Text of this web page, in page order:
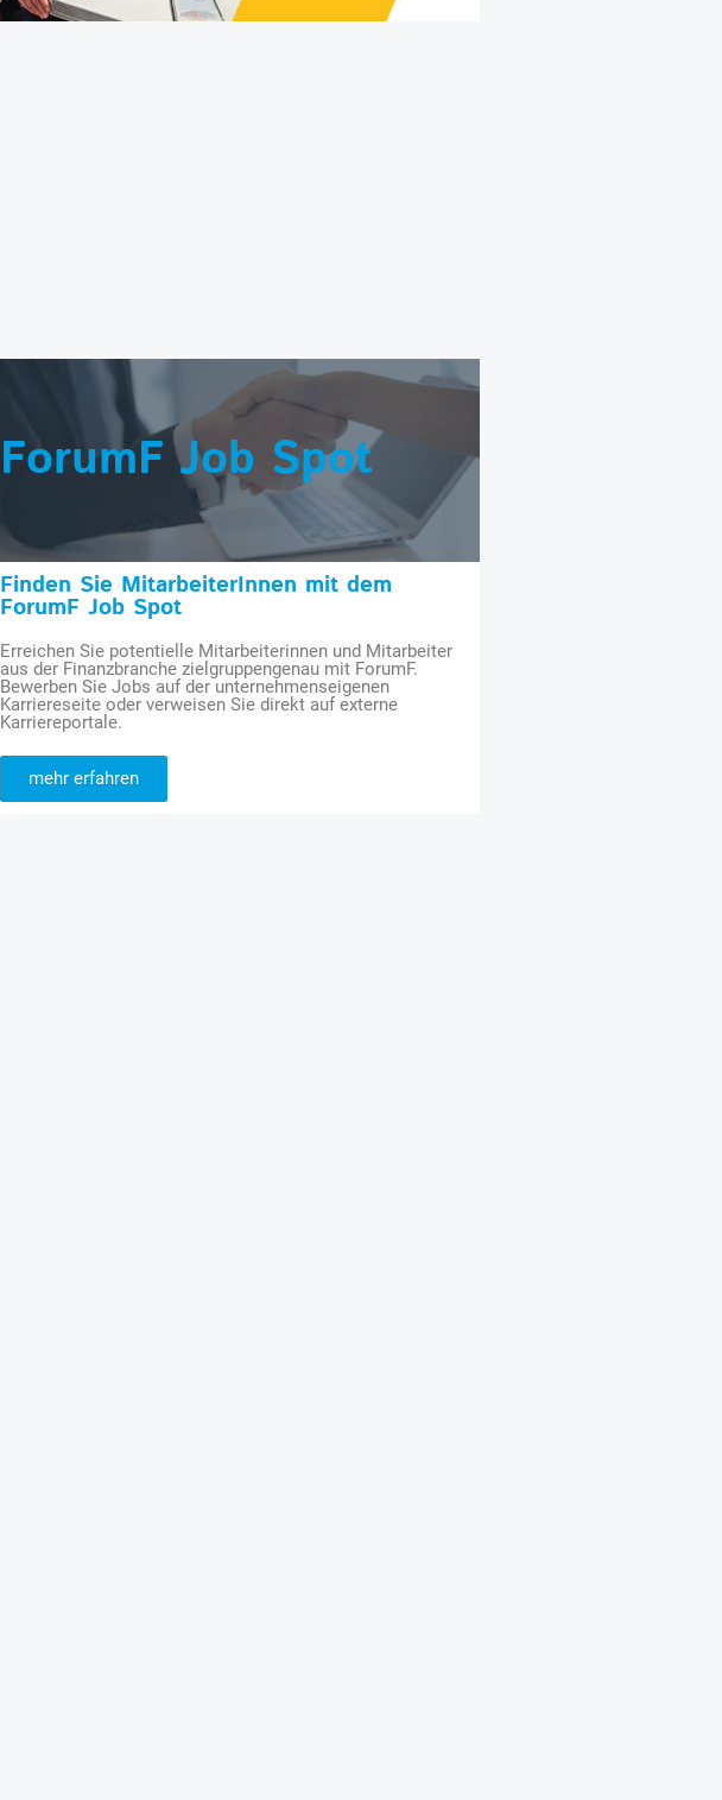
ForumF Job Spot
Finden Sie MitarbeiterInnen mit dem
ForumF Job Spot
Erreichen Sie potentielle Mitarbeiterinnen und Mitarbeiter
aus der Finanzbranche zielgruppengenau mit ForumF.
Bewerben Sie Jobs auf der unternehmenseigenen
Karriereseite oder verweisen Sie direkt auf externe
Karriereportale.
mehr erfahren